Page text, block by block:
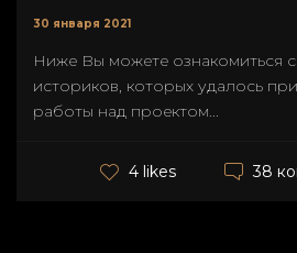
30 января 2021
Ниже Вы можете ознакомиться
историков, которых удалось
работы над проектом...
4 likes 38